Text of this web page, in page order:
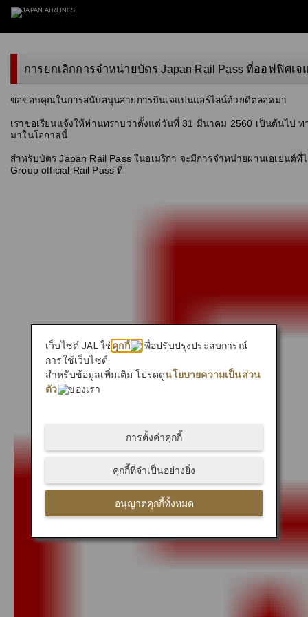
การยกเลิกการจำหน่ายบัตร Japan Rail Pass ที่ออฟฟิศเ
ขอขอบคุณในการสนับสนุนสายการบินเจแปนแอร์ไลน์ด้วยดีตลอดมา
เราขอเรียนแจ้งให้ท่านทราบว่าตั้งแต่วันที่ 31 มีนาคม 2560 เป็นต้นไป
มาในโอกาสนี้
สำหรับบัตร Japan Rail Pass ในอเมริกา จะมีการจำหน่ายผ่านเอเย่น
Group official Rail Pass ที่
เว็บไซต์ JAL ใช้คุกกี้
เพื่อปรับปรุงประสบการณ์
การใช้เว็บไซต์
สำหรับข้อมูลเพิ่มเติม โปรดดูนโยบายความเป็นส่วน
ตัว
ของเรา
อนุญาตคุกกี้ทั้งหมด
คุกกี้ที่จำเป็นอย่างยิ่ง
การตั้งค่าคุกกี้